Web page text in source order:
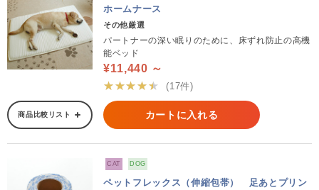
ホームナース
その他厳選
パートナーの深い眠りのために、床ずれ防止の高機
能ベッド
¥11,440 ～
★★★★★
(17件)
商品比較リスト カートに入れる
CAT DOG
ペットフレックス（伸縮包帯） 足あとプリン